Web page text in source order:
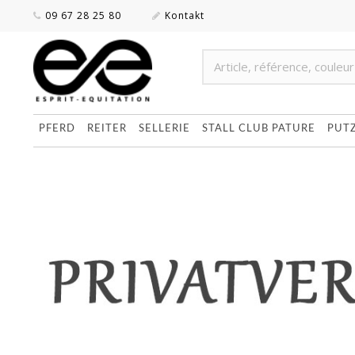
09 67 28 25 80 Kontakt
PFERD REITER SELLERIE STALL CLUB PATURE